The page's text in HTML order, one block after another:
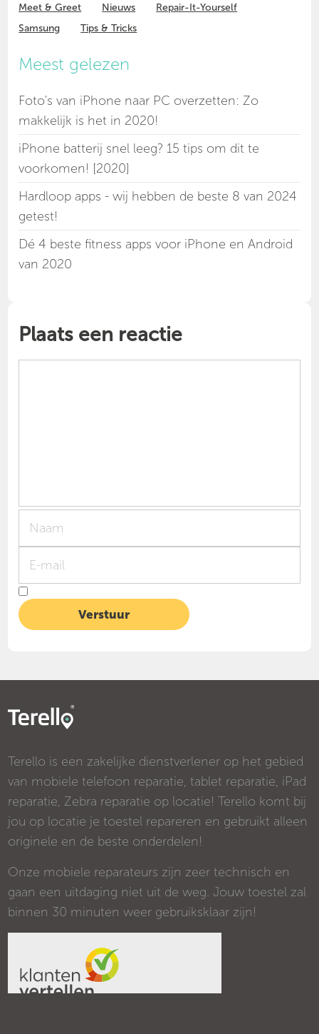
Meet & Greet
Nieuws
Repair-It-Yourself
Samsung
Tips & Tricks
Meest gelezen
Foto's van iPhone naar PC overzetten: Zo
makkelijk is het in 2020!
iPhone batterij snel leeg? 15 tips om dit te
voorkomen! [2020]
Hardloop apps - wij hebben de beste 8 van 2024
getest!
Dé 4 beste fitness apps voor iPhone en Android
van 2020
Plaats een reactie
Terello is een zakelijke dienstverlener op het gebied
van mobiele telefoon reparatie, tablet reparatie, iPad
reparatie, Zebra reparatie op locatie! Terello komt bij
jou op locatie je toestel repareren en gebruikt alleen
originele en de beste onderdelen!
Onze mobiele reparateurs zijn zeer technisch en
gaan een uitdaging niet uit de weg. Jouw toestel zal
binnen 30 minuten weer gebruiksklaar zijn!